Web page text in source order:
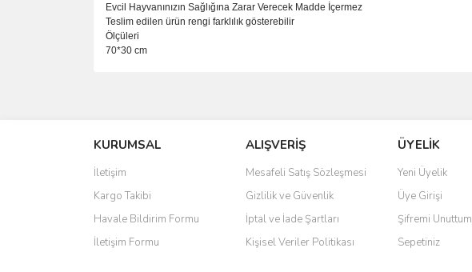
Evcil Hayvanınızın Sağlığına Zarar Verecek Madde İçermez
Teslim edilen ürün rengi farklılık gösterebilir
Ölçüleri
70*30 cm
Ürün resmi kalitesiz, bozuk veya görüntülenemiyor.
Ürün açıklamasında eksik bilgiler bulunuyor.
Ürün bilgilerinde hatalar bulunuyor.
Ürün fiyatı diğer sitelerden daha pahalı.
Bu ürüne benzer farklı alternatifler olmalı.
KURUMSAL
İletişim
Kargo Takibi
Havale Bildirim Formu
İletişim Formu
ALIŞVERİŞ
Mesafeli Satış Sözleşmesi
Gizlilik ve Güvenlik
İptal ve İade Şartları
Kişisel Veriler Politikası
ÜYELİK
Yeni Üyelik
Üye Girişi
Şifremi Unuttum
Sepetiniz